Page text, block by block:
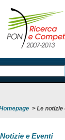
> Le notizie
Notizie e Eventi